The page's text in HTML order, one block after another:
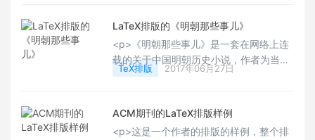
阔、富于哲学韵味。（选自：<a
href="http://baike.baidu.com/link?
url=zZ5Zvje9i0FMzuuRuMgluu
和公式，又结合C++、Haskell、
Python、Scheme等多种编程语言实现，
命令式、函数式兼顾，准确细致地描述了
大量基本算法和习题。</p>
LaTeX排版的《明朝那些事儿》
<p>《明朝那些事儿》是一套在网络上连
载的关于中国明朝历史小说，作者为当年
明月。于2006年3月10日在天涯社区首次
终于崇祯帝朱由检。</p>
TeX排版 2017年06月27日
ACM期刊的LaTeX排版样例
<p>这是一个作者的排版的样例，整个排